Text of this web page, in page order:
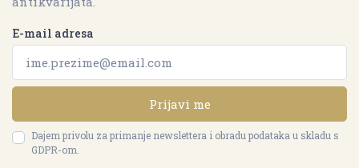
E-mail adresa
Prijavi me
Dajem privolu za primanje newslettera i obradu podataka u skladu s
GDPR-om.